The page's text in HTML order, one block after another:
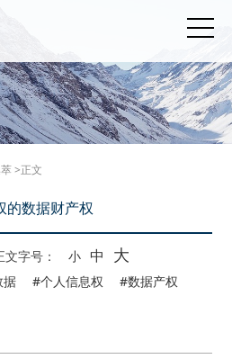
>正文
的数据财产权
文字号： 小 中 大
据 #个人信息权 #数据产权